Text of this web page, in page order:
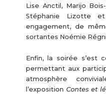
Lise Anctil, Marijo
Stéphanie Lizotte
engagement, de
sortantes Noémie
Enfin, la soirée s’est
permettant aux
atmosphère
l’exposition Contes et